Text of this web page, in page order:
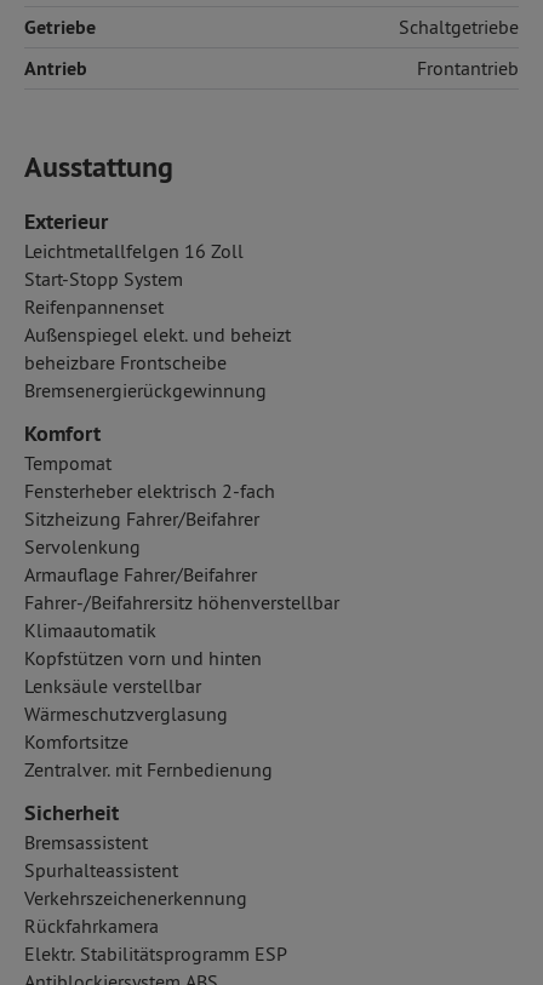
Getriebe Schaltgetriebe
Antrieb Frontantrieb
Ausstattung
Exterieur
Leichtmetallfelgen 16 Zoll
Start-Stopp System
Reifenpannenset
Außenspiegel elekt. und beheizt
beheizbare Frontscheibe
Bremsenergierückgewinnung
Komfort
Tempomat
Fensterheber elektrisch 2-fach
Sitzheizung Fahrer/Beifahrer
Servolenkung
Armauflage Fahrer/Beifahrer
Fahrer-/Beifahrersitz höhenverstellbar
Klimaautomatik
Kopfstützen vorn und hinten
Lenksäule verstellbar
Wärmeschutzverglasung
Komfortsitze
Zentralver. mit Fernbedienung
Sicherheit
Bremsassistent
Spurhalteassistent
Verkehrszeichenerkennung
Rückfahrkamera
Elektr. Stabilitätsprogramm ESP